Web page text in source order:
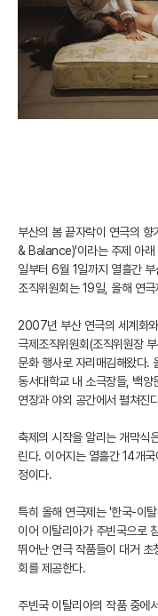
부산의 봄 끝자락이 연극의
& Balance)'이라는 주제 아
일부터 6월 1일까지 열흘간
조직위원회는 19일, 올해 연
2007년 부산 연극의 세계화
극제조직위원회(조직위원장
문화 행사로 자리매김해왔다.
동서대학교 내 소극장들, 백
연장과 야외 공간에서 펼쳐진
축제의 시작을 알리는 개막식
린다. 이어지는 열흘간 14개
정이다.
특히 올해 연극제는 '한국-이
이어 이탈리아가 주빈국으로
뛰어난 연극 작품들이 대거 초
회를 제공한다.
주빈국 이탈리아의 작품 중에